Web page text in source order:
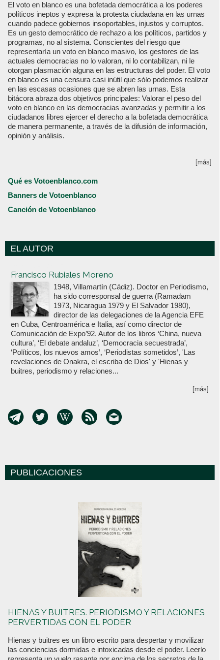
El voto en blanco es una bofetada democrática a los poderes
políticos ineptos y expresa la protesta ciudadana en las urnas
cuando padece gobiernos insoportables, injustos y corruptos.
Es un gesto democrático de rechazo a los políticos, partidos y
programas, no al sistema. Conscientes del riesgo que
representaría un voto en blanco masivo, los gestores de las
actuales democracias no lo valoran, ni lo contabilizan, ni le
otorgan plasmación alguna en las estructuras del poder. El voto
en blanco es una censura casi inútil que sólo podemos realizar
en las escasas ocasiones que se abren las urnas. Esta
bitácora abraza dos objetivos principales: Valorar el peso del
voto en blanco en las democracias avanzadas y permitir a los
ciudadanos libres ejercer el derecho a la bofetada democrática
de manera permanente, a través de la difusión de información,
opinión y análisis.
[más]
Qué es Votoenblanco.com
Banners de Votoenblanco
Canción de Votoenblanco
EL AUTOR
Francisco Rubiales Moreno
1948, Villamartín (Cádiz). Doctor en Periodismo,
ha sido corresponsal de guerra (Ramadam
1973, Nicaragua 1979 y El Salvador 1980),
director de las delegaciones de la Agencia EFE
en Cuba, Centroamérica e Italia, así como director de
Comunicación de Expo’92. Autor de los libros ‘China, nueva
cultura’, ‘El debate andaluz’, ‘Democracia secuestrada’,
‘Políticos, los nuevos amos’, ‘Periodistas sometidos’, 'Las
revelaciones de Onakra, el escriba de Dios' y 'Hienas y
buitres, periodismo y relaciones...
[más]
PUBLICACIONES
HIENAS Y BUITRES. PERIODISMO Y RELACIONES
PERVERTIDAS CON EL PODER
Hienas y buitres es un libro escrito para despertar y movilizar
las conciencias dormidas e intoxicadas desde el poder. Leerlo